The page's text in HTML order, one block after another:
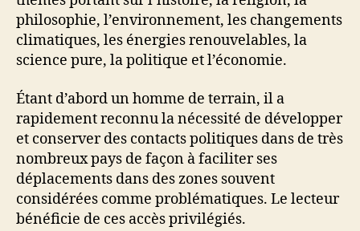
philosophie, l’environnement, les changements
climatiques, les énergies renouvelables, la
science pure, la politique et l’économie.
Étant d’abord un homme de terrain, il a
rapidement reconnu la nécessité de développer
et conserver des contacts politiques dans de très
nombreux pays de façon à faciliter ses
déplacements dans des zones souvent
considérées comme problématiques. Le lecteur
bénéficie de ces accès privilégiés.